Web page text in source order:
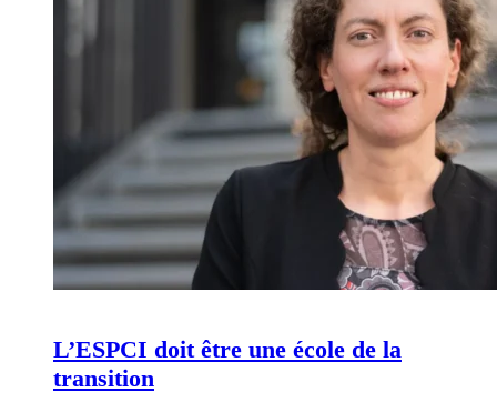
L’ESPCI doit être une école de la
transition